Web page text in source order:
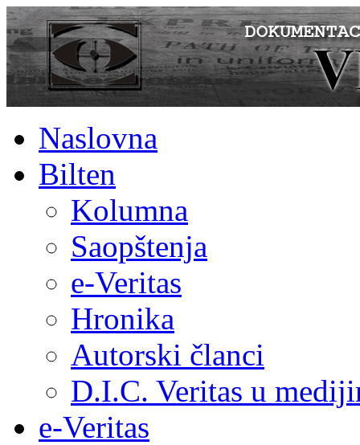
Naslovna
Bilten
Kolumna
Saopštenja
e-Veritas
Hronika
Autorski članci
D.I.C. Veritas u
e-Veritas